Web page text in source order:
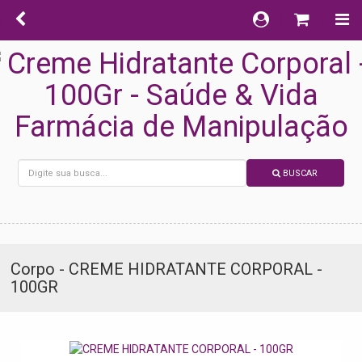
BUSCAR
Corpo - CREME HIDRATANTE CORPORAL -
100GR